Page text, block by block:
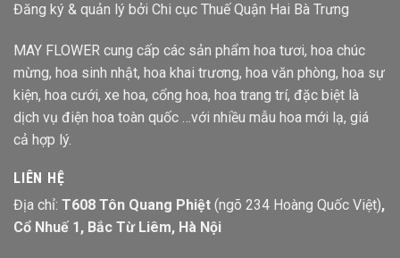
Đăng ký & quản lý bởi Chi cục Thuế Quận Hai Bà Trưng
MAY FLOWER cung cấp các sản phẩm hoa tươi, hoa chúc
mừng, hoa sinh nhật, hoa khai trương, hoa văn phòng, hoa sự
kiện, hoa cưới, xe hoa, cổng hoa, hoa trang trí, đặc biệt là
dịch vụ điện hoa toàn quốc …với nhiều mẫu hoa mới lạ, giá
cả hợp lý.
LIÊN HỆ
Địa chỉ: T608 Tôn Quang Phiệt (ngõ 234 Hoàng Quốc Việt),
Cổ Nhuế 1, Bắc Từ Liêm, Hà Nội